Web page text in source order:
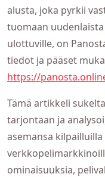
alusta, joka pyrkii
tuomaan
ulottuville, on
tiedot ja pääset
https://
Tämä artikkeli
tarjontaan ja
asemansa
ominaisuuksia,